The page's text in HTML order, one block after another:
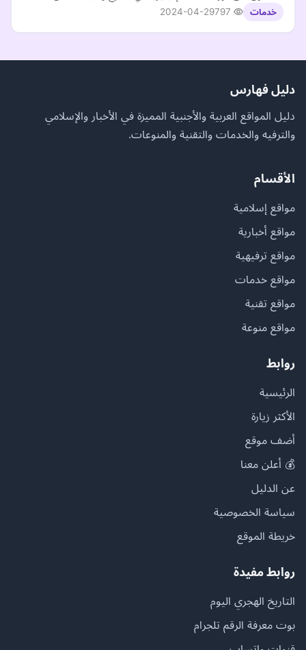
خدمات 2024-04-29
دليل فهارس
دليل المواقع العربية والأجنبية المميزة في الأخبار والإسلامي
والترفيه والخدمات والتقنية والمنوعات.
الأقسام
مواقع إسلامية
مواقع أخبارية
مواقع ترفيهية
مواقع خدمات
مواقع تقنية
مواقع منوعة
روابط
الرئيسية
الأكثر زيارة
أضف موقع
💰 أعلن معنا
عن الدليل
سياسة الخصوصية
خريطة الموقع
روابط مفيدة
التاريخ الهجري اليوم
بوت معرفة الرقم تلجرام